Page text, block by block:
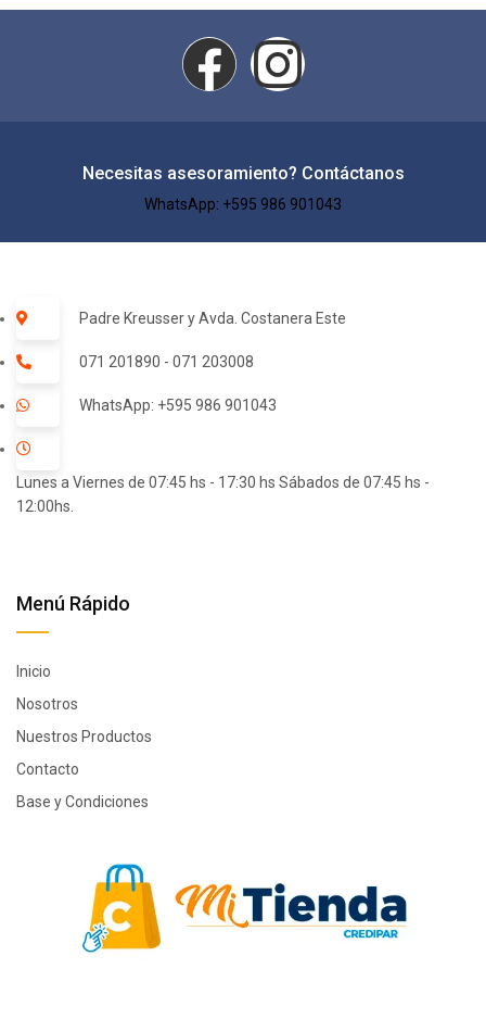
Necesitas asesoramiento? Contáctanos
WhatsApp: +595 986 901043​
Padre Kreusser y Avda. Costanera Este
071 201890 - 071 203008
WhatsApp: +595 986 901043
Lunes a Viernes de 07:45 hs - 17:30 hs Sábados de 07:45 hs -
12:00hs.
Menú Rápido
Inicio
Nosotros
Nuestros Productos
Contacto
Base y Condiciones